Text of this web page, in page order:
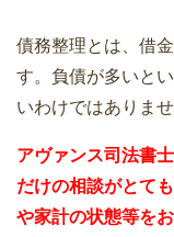
債務整理とは、借
す。負債が多いと
いわけではありませ
アヴァンス司法書士
だけの相談がとて
や家計の状態等を